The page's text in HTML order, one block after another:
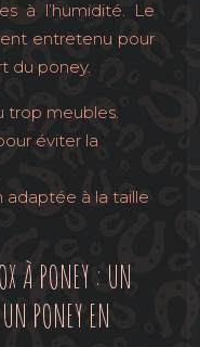
à l’humidité. Le
entretenu pour
du poney.
trop meubles.
éviter la
adaptée à la taille
À PONEY : UN
PONEY EN